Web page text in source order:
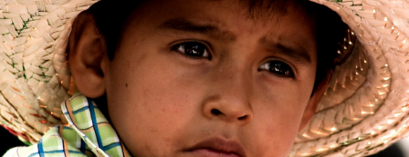
ARABIE SAOUDITE
ARGENTINE
ARMÉNIE
AZERBAÏDJAN
BANGLADESH
BÉNIN